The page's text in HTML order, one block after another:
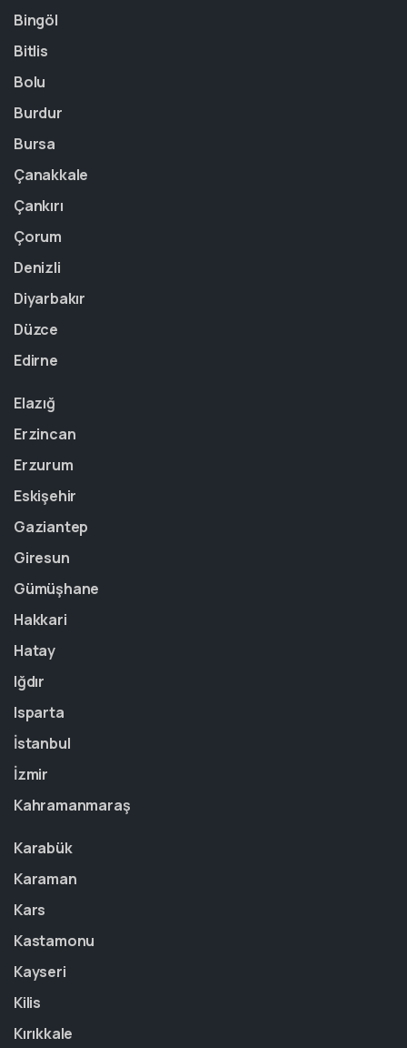
Bingöl
Bitlis
Bolu
Burdur
Bursa
Çanakkale
Çankırı
Çorum
Denizli
Diyarbakır
Düzce
Edirne
Elazığ
Erzincan
Erzurum
Eskişehir
Gaziantep
Giresun
Gümüşhane
Hakkari
Hatay
Iğdır
Isparta
İstanbul
İzmir
Kahramanmaraş
Karabük
Karaman
Kars
Kastamonu
Kayseri
Kilis
Kırıkkale